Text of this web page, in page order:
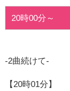
20時00分～
-2曲続けて-
【20時01分】